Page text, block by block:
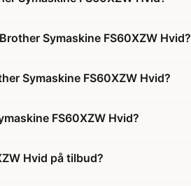
Symaskine FS60XZW Hvid?
Symaskine FS60XZW Hvid?
FS60XZW Hvid?
Hvid på tilbud?